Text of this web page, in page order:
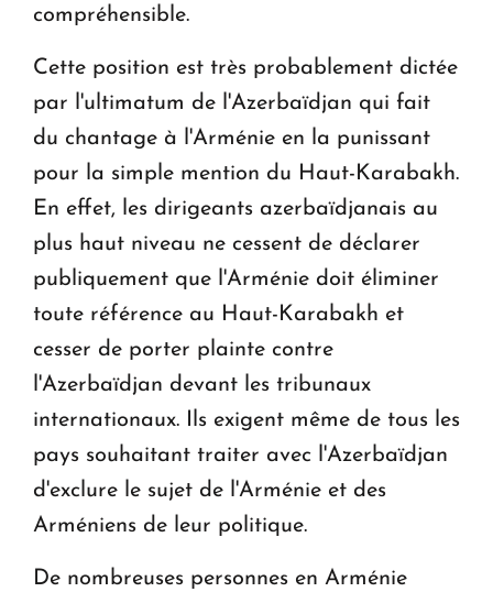
compréhensible.
Cette position est très probablement dictée
par l'ultimatum de l'Azerbaïdjan qui fait
du chantage à l'Arménie en la punissant
pour la simple mention du Haut-Karabakh.
En effet, les dirigeants azerbaïdjanais au
plus haut niveau ne cessent de déclarer
publiquement que l'Arménie doit éliminer
toute référence au Haut-Karabakh et
cesser de porter plainte contre
l'Azerbaïdjan devant les tribunaux
internationaux. Ils exigent même de tous les
pays souhaitant traiter avec l'Azerbaïdjan
d'exclure le sujet de l'Arménie et des
Arméniens de leur politique.
De nombreuses personnes en Arménie